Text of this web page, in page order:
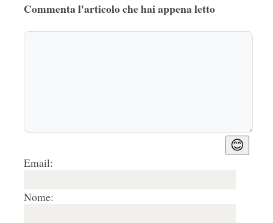
Commenta l'articolo che hai appena letto
😊
Email:
Nome: